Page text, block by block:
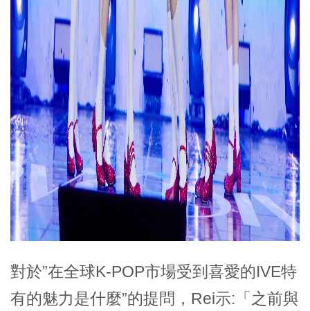
對於”在全球K-POP市場受到喜愛的IVE特
有的魅力是什麼”的提問，Rei示:「之前與